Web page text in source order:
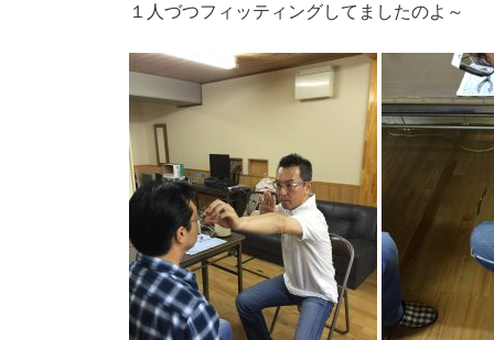
１人づつフィッティングしてましたのよ～